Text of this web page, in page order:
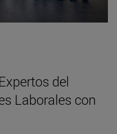
del
Laborales con